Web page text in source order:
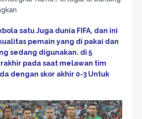
satu Juga dunia FIFA, dan ini
pemain yang di pakai dan
sedang digunakan. di 5
pada saat melawan tim
dengan skor akhir 0-3 Untuk